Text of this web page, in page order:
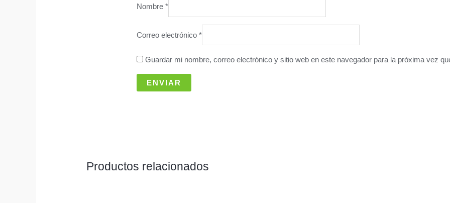
Nombre*
Correo electrónico*
Guardar mi nombre, correo electrónico y sitio web en este navegador para la próxima vez
Productos relacionados